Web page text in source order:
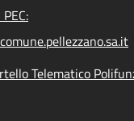
Telematico